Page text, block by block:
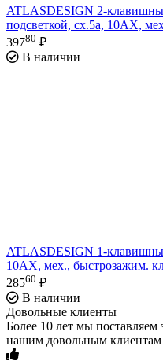
ATLASDESIGN 2-
подсветкой, сх.5а, 10АХ,
39780 ₽
В наличии
ATLASDESIGN 1-
10АХ, мех., быстрозажим.
28560 ₽
В наличии
Довольные клиенты
Более 10 лет мы поставляем
нашим довольным клиентам